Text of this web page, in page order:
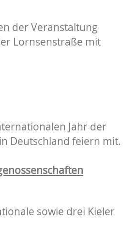
der Veranstaltung
Lornsenstraße mit
Jahr der
Deutschland feiern mit.
sowie drei Kieler